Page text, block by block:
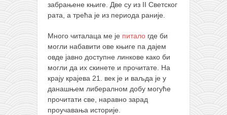
бубиши
карате
кихон
наиханчи
кушанку
пасаи
темашивари
забрањене књиге. Две су из II Светског
рата, а трећа је из периода раније.
Много читалаца ме је питало где би
могли набавити ове књиге па дајем
овде јавно доступне линкове како би
могли да их скинете и прочитате. На
крају крајева 21. век је и ваљда је у
данашњем либералном добу могуће
прочитати све, наравно зарад
проучавања историје.